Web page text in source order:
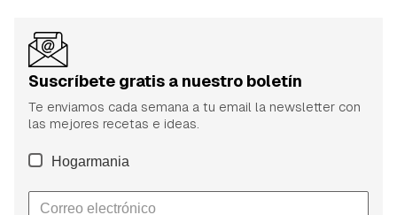
Suscríbete gratis a nuestro boletín
Te enviamos cada semana a tu email la newsletter con
las mejores recetas e ideas.
Hogarmania